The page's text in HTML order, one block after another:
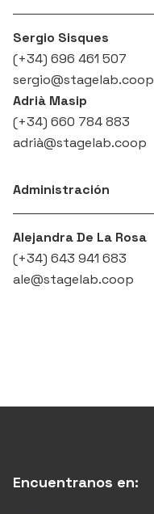
Sergio Sisques
(+34) 696 461 507‬
sergio@stagelab.coop
Adrià Masip
(+34) 660 784 883‬
adrià@stagelab.coop
Administración
Alejandra De La Rosa
(+34) 643 941 683
ale@stagelab.coop
Encuentranos en: